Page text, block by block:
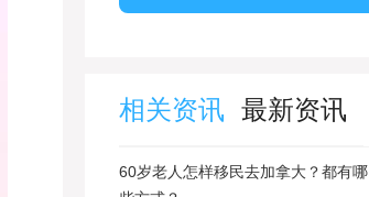
相关资讯 最新资讯
60岁老人怎样移民去加拿大？都有哪